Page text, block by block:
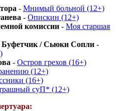
- Мнимый больной (12+)
- Опискин (12+)
комиссии - Моя старшая
Буфетчик / Сьюки Сопли -
- Остров грехов (16+)
(12+)
(16+)
суП* (12+)